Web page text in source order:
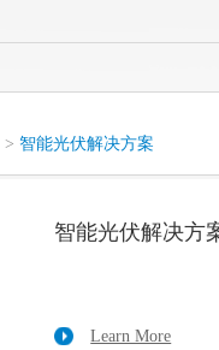
>智能光伏解决方案
智能光伏解决方
Learn More